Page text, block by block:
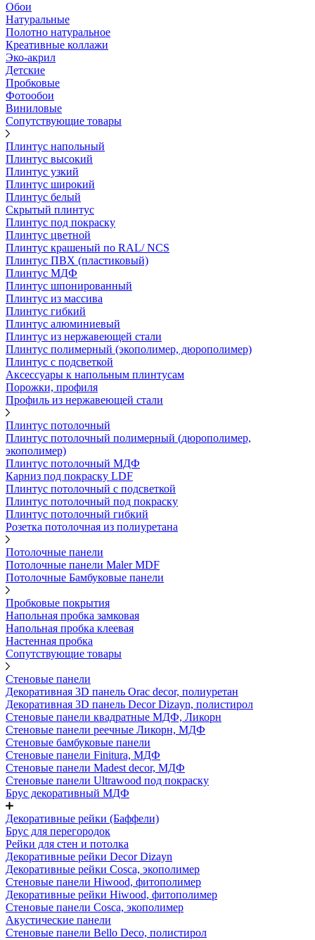
Обои
Натуральные
Полотно натуральное
Креативные коллажи
Эко-акрил
Детские
Пробковые
Фотообои
Виниловые
Сопутствующие товары
Плинтус напольный
Плинтус высокий
Плинтус узкий
Плинтус широкий
Плинтус белый
Скрытый плинтус
Плинтус под покраску
Плинтус цветной
Плинтус крашеный по RAL/ NCS
Плинтус ПВХ (пластиковый)
Плинтус МДФ
Плинтус шпонированный
Плинтус из массива
Плинтус гибкий
Плинтус алюминиевый
Плинтус из нержавеющей стали
Плинтус полимерный (экополимер, дюрополимер)
Плинтус с подсветкой
Аксессуары к напольным плинтусам
Порожки, профиля
Профиль из нержавеющей стали
Плинтус потолочный
Плинтус потолочный полимерный (дюрополимер,
экополимер)
Плинтус потолочный МДФ
Карниз под покраску LDF
Плинтус потолочный с подсветкой
Плинтус потолочный под покраску
Плинтус потолочный гибкий
Розетка потолочная из полиуретана
Потолочные панели
Потолочные панели Maler MDF
Потолочные Бамбуковые панели
Пробковые покрытия
Напольная пробка замковая
Напольная пробка клеевая
Настенная пробка
Сопутствующие товары
Стеновые панели
Декоративная 3D панель Orac decor, полиуретан
Декоративная 3D панель Decor Dizayn, полистирол
Стеновые панели квадратные МДФ, Ликорн
Стеновые панели реечные Ликорн, МДФ
Стеновые бамбуковые панели
Стеновые панели Finitura, МДФ
Стеновые панели Madest decor, МДФ
Стеновые панели Ultrawood под покраску
Брус декоративный МДФ
Декоративные рейки (Баффели)
Брус для перегородок
Рейки для стен и потолка
Декоративные рейки Decor Dizayn
Декоративные рейки Cosca, экополимер
Стеновые панели Hiwood, фитополимер
Декоративные рейки Hiwood, фитополимер
Стеновые панели Cosca, экополимер
Акустические панели
Стеновые панели Bello Deco, полистирол